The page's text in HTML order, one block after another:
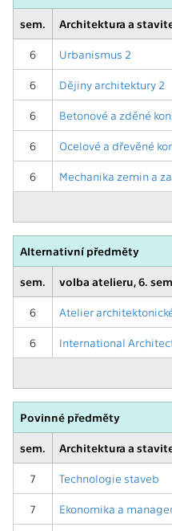
sem. Architektura a
6 Urbanismus 2
6 Dějiny architektury 2
6 Betonové a zděné
6 Ocelové a dřevěné
6 Mechanika zemin a
Alternativní předměty
sem. volba atelieru, 6.
6 Atelier
6 International
Povinné předměty
sem. Architektura a
7 Technologie staveb
7 Ekonomika a